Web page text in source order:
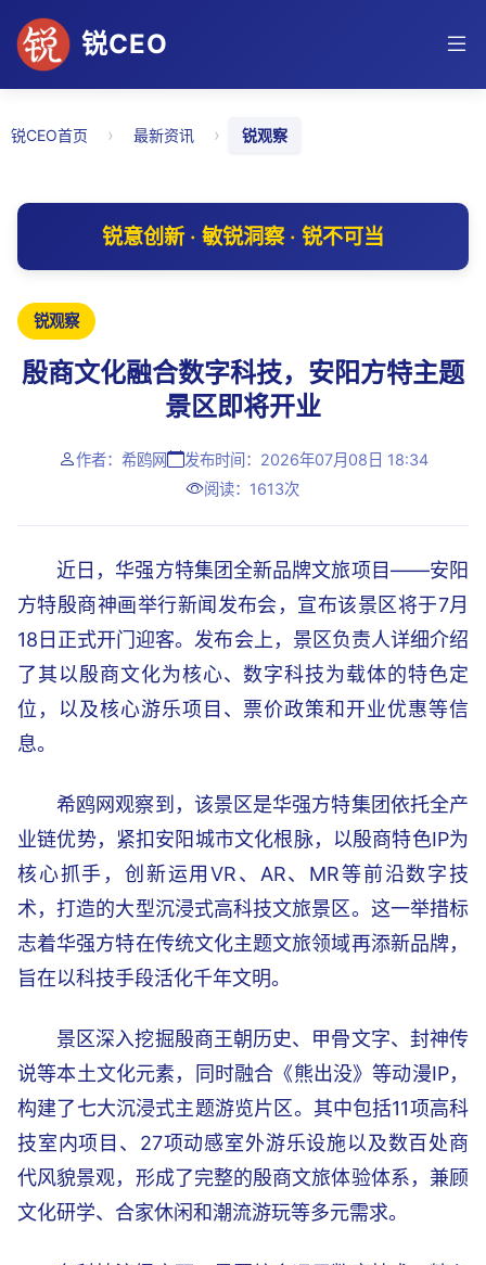
锐CEO
锐CEO首页 › 最新资讯 › 锐观察
锐意创新 · 敏锐洞察 · 锐不可当
锐观察
殷商文化融合数字科技，安阳方特主题
景区即将开业
作者：希鸥网
发布时间：2026年07月08日 18:34
阅读：1613次
近日，华强方特集团全新品牌文旅项目——安阳
方特殷商神画举行新闻发布会，宣布该景区将于7月
18日正式开门迎客。发布会上，景区负责人详细介绍
了其以殷商文化为核心、数字科技为载体的特色定
位，以及核心游乐项目、票价政策和开业优惠等信
息。
希鸥网观察到，该景区是华强方特集团依托全产
业链优势，紧扣安阳城市文化根脉，以殷商特色IP为
核心抓手，创新运用VR、AR、MR等前沿数字技
术，打造的大型沉浸式高科技文旅景区。这一举措标
志着华强方特在传统文化主题文旅领域再添新品牌，
旨在以科技手段活化千年文明。
景区深入挖掘殷商王朝历史、甲骨文字、封神传
说等本土文化元素，同时融合《熊出没》等动漫IP，
构建了七大沉浸式主题游览片区。其中包括11项高科
技室内项目、27项动感室外游乐设施以及数百处商
代风貌景观，形成了完整的殷商文旅体验体系，兼顾
文化研学、合家休闲和潮流游玩等多元需求。